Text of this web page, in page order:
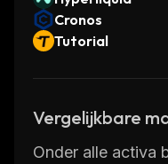
Cronos
Tutorial
Vergelijkbare
Onder alle activa